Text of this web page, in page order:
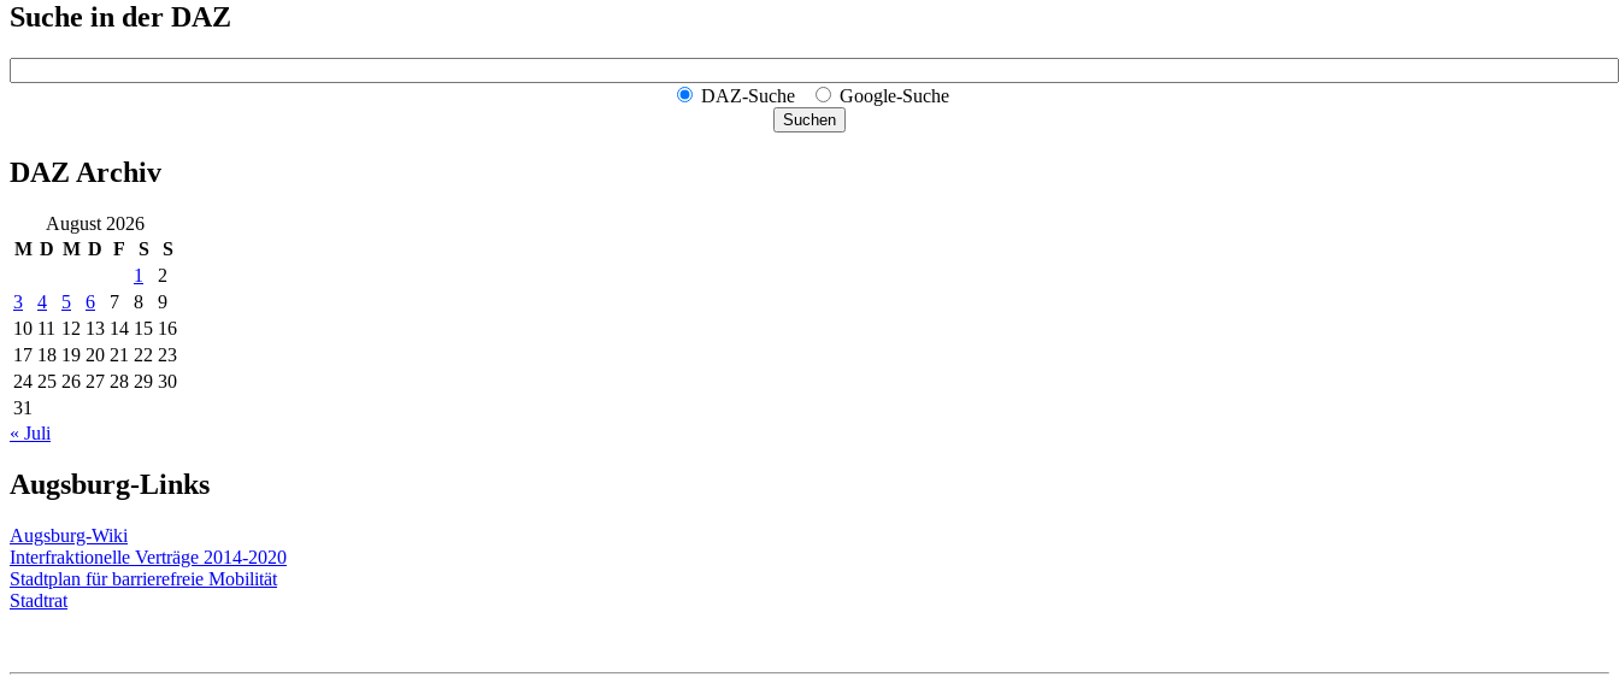
Suche in der DAZ
DAZ-Suche Google-Suche
Suchen
DAZ Archiv
August 2026
M D M D F S
S
1
2
3
4 5 6 7 8
9
10 11 12 13 14 15 16
17 18 19 20 21 22 23
24 25 26 27 28 29 30
31
« Juli
Augsburg-Links
Augsburg-Wiki
Interfraktionelle Verträge 2014-2020
Stadtplan für barrierefreie Mobilität
Stadtrat